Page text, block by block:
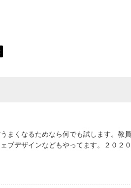
まくなるためなら何でも試します。教員
ブデザインなどもやってます。２０２０